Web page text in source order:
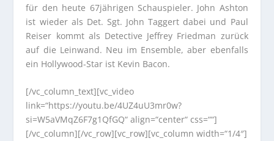
für den heute 67jährigen Schauspieler. John Ashton
ist wieder als Det. Sgt. John Taggert dabei und Paul
Reiser kommt als Detective Jeffrey Friedman zurück
auf die Leinwand. Neu im Ensemble, aber ebenfalls
ein Hollywood-Star ist Kevin Bacon.
[/vc_column_text][vc_video
link=“https://youtu.be/4UZ4uU3mr0w?
si=W5aVMqZ6F7g1QfGQ“ align=“center“ css=““]
[/vc_column][/vc_row][vc_row][vc_column width=“1/4″]